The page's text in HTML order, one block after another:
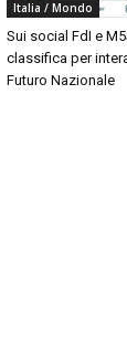
Italia / Mondo
Sui social FdI e
classifica per
Futuro Nazionale